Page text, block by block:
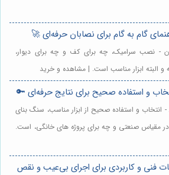
گام به گام برای نصابان حرفه‌ای 🚀
- نصب سرامیک، چه برای کف و چه برای دیوار،
و البته ابزار مناسب است. | مشاهده و خرید
و استفاده صحیح برای نتایج حرفه‌ای 🔑
- انتخاب و استفاده صحیح از ابزار مناسب، سنگ بنای
مقیاس صنعتی و چه برای پروژه های خانگی، است.
فنی و کاربردی برای اجرای بی‌عیب و نقص